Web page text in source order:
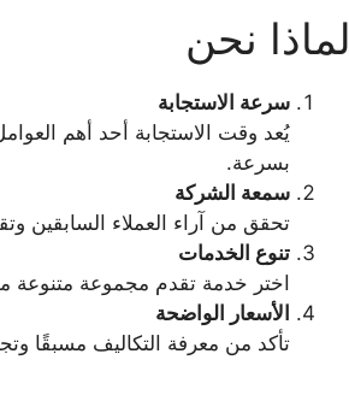
لماذا نحن
سرعة الاستجابة
يُعد وقت الاستجابة أحد أهم
بسرعة.
سمعة الشركة
تحقق من آراء العملاء السابقين
تنوع الخدمات
اختر خدمة تقدم مجموعة متنوعة
الأسعار الواضحة
تأكد من معرفة التكاليف مسبقًا